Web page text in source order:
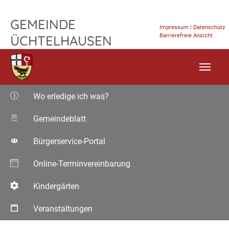
GEMEINDE
ÜCHTELHAUSEN
Impressum | Datenschutz
Barrierefreie Ansicht
Wo erledige ich was?
Gemeindeblatt
Bürgerservice-Portal
Online-Terminvereinbarung
Kindergärten
Veranstaltungen